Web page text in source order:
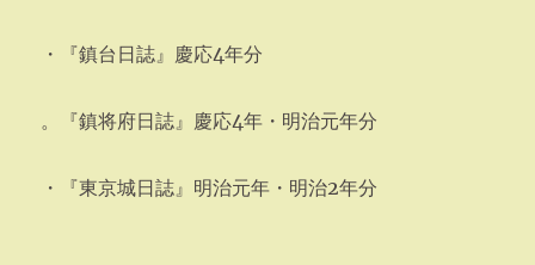
・『鎮台日誌』慶応4年分
。『鎮将府日誌』慶応4年・明治元年分
・『東京城日誌』明治元年・明治2年分